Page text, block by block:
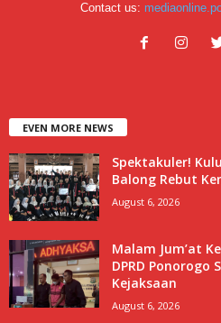
Contact us:
EVEN MORE NEWS
Spektakuler!
Balong Rebut
August 6, 2026
Malam Jum’at
DPRD Ponorogo
Kejaksaan
August 6, 2026